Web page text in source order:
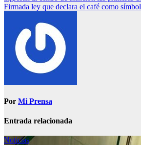
Firmada ley que declara el café como
Por Mi Prensa
Entrada relacionada
Noticias